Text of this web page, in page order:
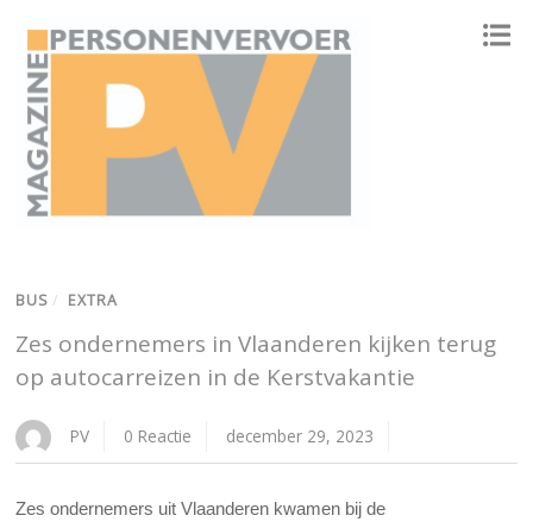
BUS / EXTRA
Zes ondernemers in Vlaanderen kijken terug
op autocarreizen in de Kerstvakantie
PV 0 Reactie december 29, 2023
Zes ondernemers uit Vlaanderen kwamen bij de